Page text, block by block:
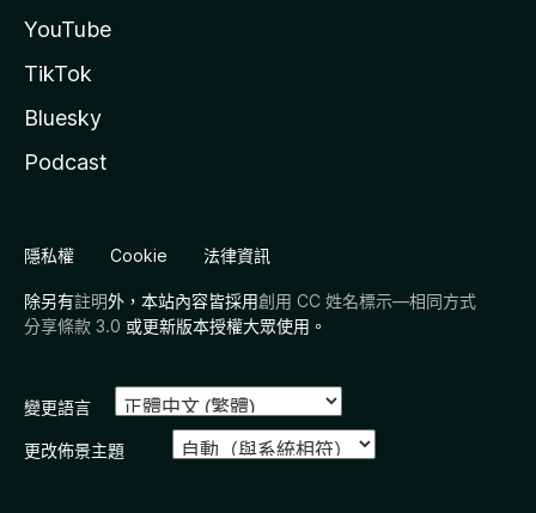
YouTube
TikTok
Bluesky
Podcast
隱私權 Cookie 法律資訊
除另有註明外，本站內容皆採用創用 CC 姓名標示—相同方式
分享條款 3.0 或更新版本授權大眾使用。
變更語言
更改佈景主題